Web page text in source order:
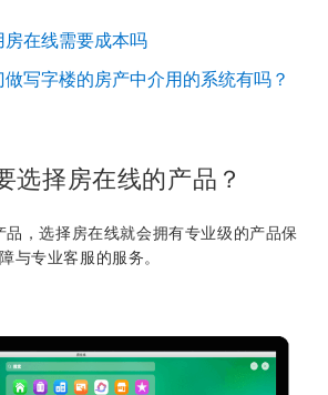
房在线需要成本吗
做写字楼的房产中介用的系统有吗？
选择房在线的产品？
品，选择房在线就会拥有专业级的产品保
障与专业客服的服务。